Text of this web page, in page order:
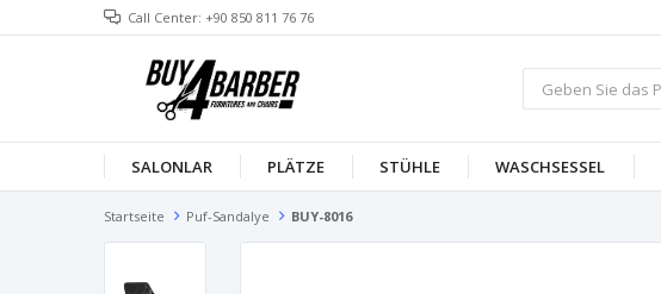
Call Center: +90 850 811 76 76
SALONLAR PLÄTZE STÜHLE WASCHSESSEL
Startseite Puf-Sandalye BUY-8016